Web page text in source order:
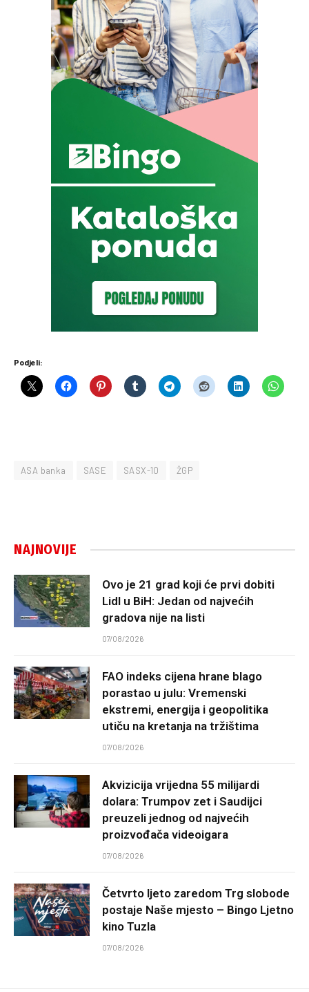
Podjeli:
ASA banka SASE SASX-10 ŽGP
NAJNOVIJE
Ovo je 21 grad koji će prvi dobiti
Lidl u BiH: Jedan od najvećih
gradova nije na listi
07/08/2026
FAO indeks cijena hrane blago
porastao u julu: Vremenski
ekstremi, energija i geopolitika
utiču na kretanja na tržištima
07/08/2026
Akvizicija vrijedna 55 milijardi
dolara: Trumpov zet i Saudijci
preuzeli jednog od najvećih
proizvođača videoigara
07/08/2026
Četvrto ljeto zaredom Trg slobode
postaje Naše mjesto – Bingo Ljetno
kino Tuzla
07/08/2026